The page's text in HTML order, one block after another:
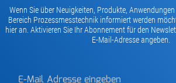
Wenn Sie über Neuigkeiten, Produkte,
Bereich Prozessmesstechnik informiert werden
hier an. Aktivieren Sie Ihr Abonnement für den
E-Mail-Adresse angeben.